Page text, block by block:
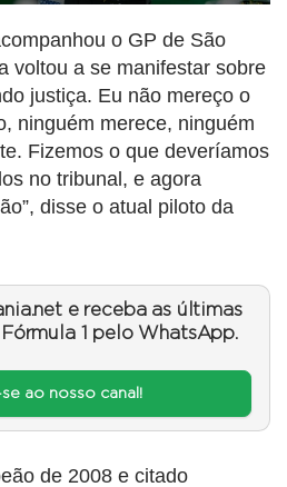
o GP de São
voltou a se manifestar sobre
justiça. Eu não mereço o
ninguém merece, ninguém
Fizemos o que deveríamos
no tribunal, e agora
disse o atual piloto da
e receba as últimas
1 pelo WhatsApp.
ao nosso canal!
de 2008 e citado